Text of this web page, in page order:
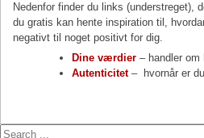
Nedenfor finder du links (understreget),
du gratis kan hente inspiration til,
negativt til noget positivt for dig.
Dine værdier– handler
Autenticitet– hvornår er
Search